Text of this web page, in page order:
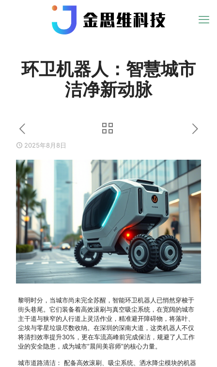
环卫机器人：智慧城市
洁净新动脉
2025年8月8日
黎明时分，当城市尚未完全苏醒，智能环卫机器人已悄然穿梭于
街头巷尾。它们装备着高效滚刷与真空吸尘系统，在宽阔的城市
主干道与狭窄的人行道上灵活作业，精准避开障碍物，将落叶、
尘埃与零星垃圾尽数收纳。在深圳的深南大道，这类机器人不仅
将清扫效率提升30%，更在车流高峰前完成保洁，规避了人工作
业的安全隐患，成为城市”晨间美容师”的核心力量。
城市道路清洁： 配备高效滚刷、吸尘系统、洒水降尘模块的机器